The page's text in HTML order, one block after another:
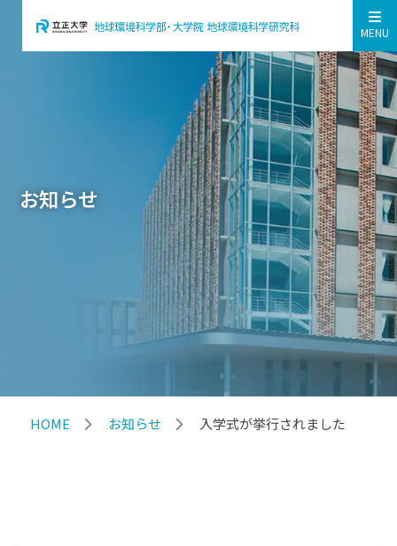
MENU
お知らせ
HOME お知らせ 入学式が挙行されました